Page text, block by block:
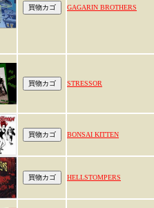
GAGARIN BROTHERS
STRESSOR
BONSAI KITTEN
HELLSTOMPERS